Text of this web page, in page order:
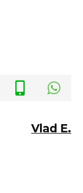
Vlad E.